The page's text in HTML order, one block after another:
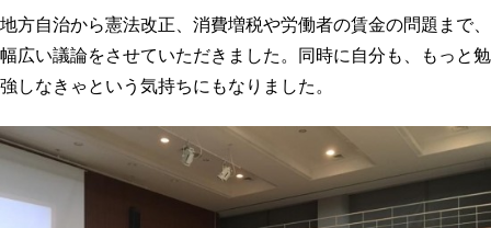
地方自治から憲法改正、消費増税や労働者の賃金の問題まで、
幅広い議論をさせていただきました。同時に自分も、もっと勉
強しなきゃという気持ちにもなりました。